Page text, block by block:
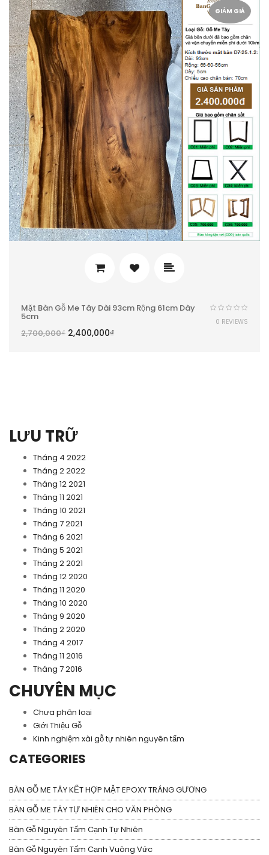
LƯU TRỮ
Tháng 4 2022
Tháng 2 2022
Tháng 12 2021
Tháng 11 2021
Tháng 10 2021
Tháng 7 2021
Tháng 6 2021
Tháng 5 2021
Tháng 2 2021
Tháng 12 2020
Tháng 11 2020
Tháng 10 2020
Tháng 9 2020
Tháng 2 2020
Tháng 4 2017
Tháng 11 2016
Tháng 7 2016
CHUYÊN MỤC
Chưa phân loại
Giới Thiệu Gỗ
Kinh nghiệm xài gỗ tự nhiên nguyên tấm
CATEGORIES
BÀN GỖ ME TÂY KẾT HỢP MẶT EPOXY TRÁNG GƯƠNG
BÀN GỖ ME TÂY TỰ NHIÊN CHO VĂN PHÒNG
Bàn Gỗ Nguyên Tấm Cạnh Tự Nhiên
Bàn Gỗ Nguyên Tấm Cạnh Vuông Vức
GIẢM GIÁ
Mặt Bàn Gỗ Me Tây Dài 93cm Rộng 61cm Dày
5cm
2,700,000₫ 2,400,000₫
0 REVIEWS